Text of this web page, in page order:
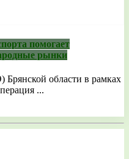
помогает
рынки
области в рамках
...